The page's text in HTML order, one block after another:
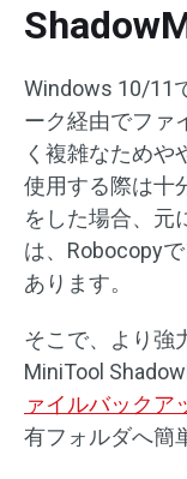
Windows 10/11
ーク経由でファ
く複雑なためや
使用する際は十
をした場合、元
は、Robocopy
あります。
そこで、より強
MiniTool
ァイルバックア
有フォルダへ簡